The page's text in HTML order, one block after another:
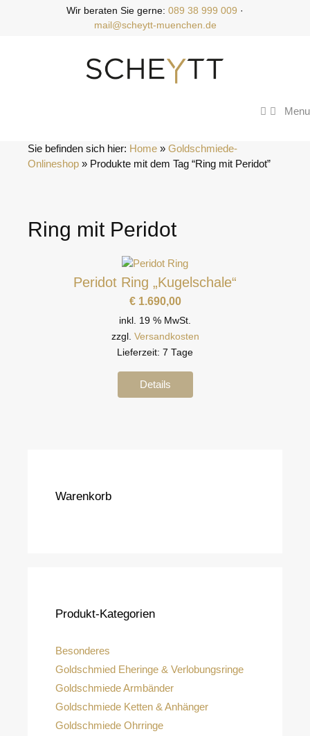
Wir beraten Sie gerne: 089 38 999 009 ·
mail@scheytt-muenchen.de
Menu
Sie befinden sich hier: Home » Goldschmiede-
Onlineshop » Produkte mit dem Tag “Ring mit Peridot”
Ring mit Peridot
Peridot Ring „Kugelschale“
€1.690,00
inkl. 19 % MwSt.
zzgl. Versandkosten
Lieferzeit: 7 Tage
Details
Warenkorb
Produkt-Kategorien
Besonderes
Goldschmied Eheringe & Verlobungsringe
Goldschmiede Armbänder
Goldschmiede Ketten & Anhänger
Goldschmiede Ohrringe